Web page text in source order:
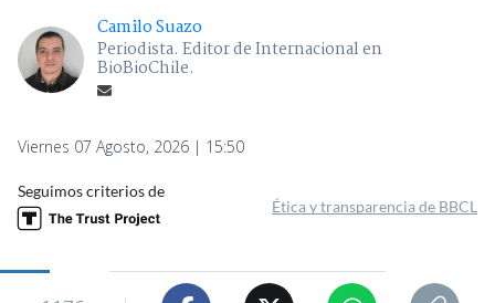
Camilo Suazo
Periodista. Editor de Internacional en
BioBioChile.
Viernes 07 Agosto, 2026 | 15:50
Seguimos criterios de
Ética y transparencia de BBCL